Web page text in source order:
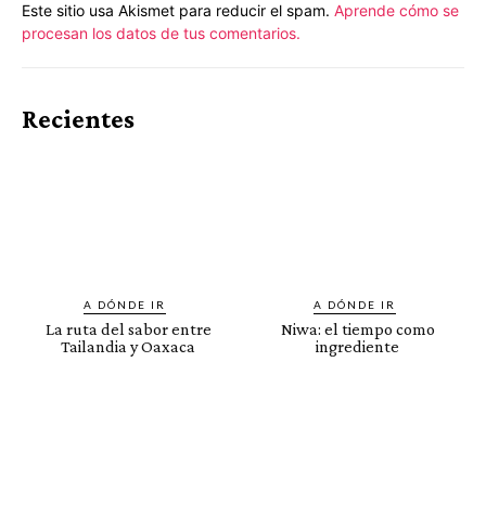
Este sitio usa Akismet para reducir el spam. Aprende cómo se
procesan los datos de tus comentarios.
Recientes
A DÓNDE IR
La ruta del sabor entre
Tailandia y Oaxaca
A DÓNDE IR
Niwa: el tiempo como
ingrediente